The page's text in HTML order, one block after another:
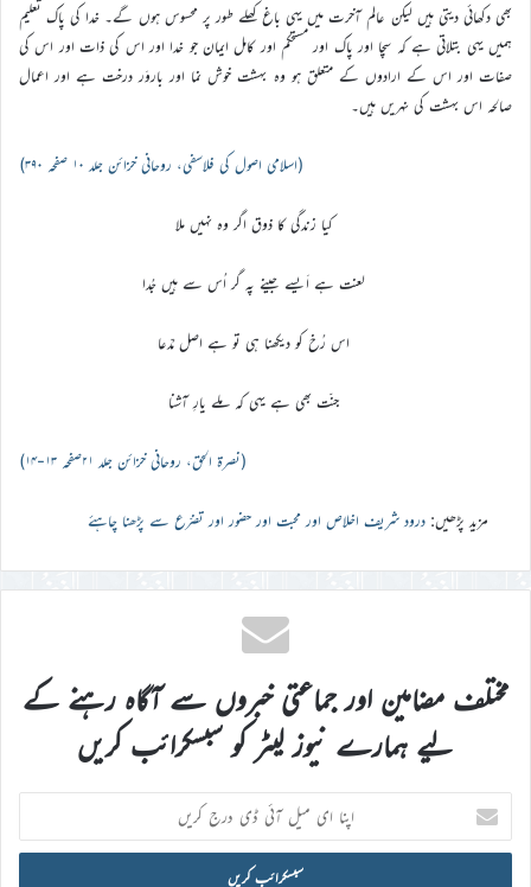
بھی دکھائی دیتی ہیں لیکن عالم آخرت میں یہی باغ کھلے طور پر محسوس ہوں گے۔ خدا کی پاک تعلیم
ہمیں یہی بتلاتی ہے کہ سچا اور پاک اور مستحکم اور کامل ایمان جو خدا اور اس کی ذات اور اس کی
صفات اور اس کے ارادوں کے متعلق ہو وہ بہشت خوش نما اور باروَر درخت ہے اور اعمال
صالحہ اس بہشت کی نہریں ہیں۔
(اسلامی اصول کی فلاسفی، روحانی خزائن جلد ۱۰ صفحہ ۳۹۰)
کیا زندگی کا ذوق اگر وہ نہیں ملا
لعنت ہے اَیسے جینے پہ گر اُس سے ہیں جُدا
اس رُخ کو دیکھنا ہی تو ہے اصل مُدّعا
جنّت بھی ہے یہی کہ ملے یارِ آشنا
(نصرۃ الحق، روحانی خزائن جلد ۲۱صفحہ ۱۳-۱۴)
مزید پڑھیں: درود شریف اخلاص اور محبت اور حضور اور تضرّع سے پڑھنا چاہئے
مختلف مضامین اور جماعتی خبروں سے آگاہ رہنے کے
لیے ہمارے نیوز لیٹر کو سبسکرائب کریں
اپنا
ای
میل